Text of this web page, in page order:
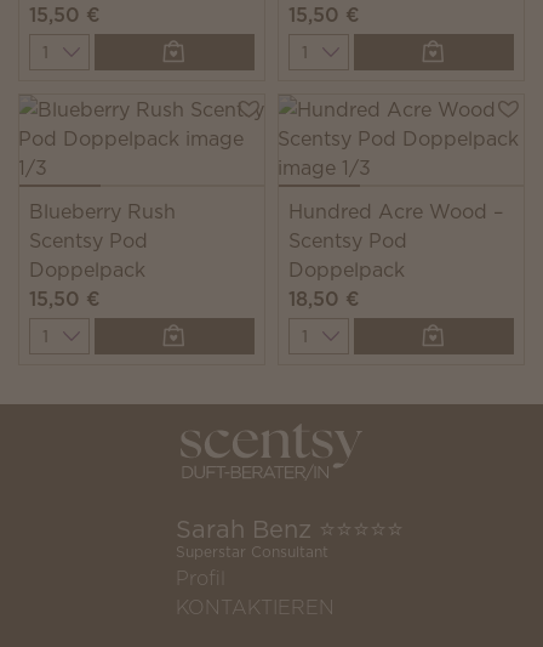
15,50 €
Quantity
15,50 €
Quantity
Blueberry Rush
Scentsy Pod
Doppelpack
15,50 €
Quantity
Hundred Acre Wood –
Scentsy Pod
Doppelpack
18,50 €
Quantity
Sarah Benz ⭐️⭐️⭐️⭐️⭐️
Superstar Consultant
Profil
KONTAKTIEREN